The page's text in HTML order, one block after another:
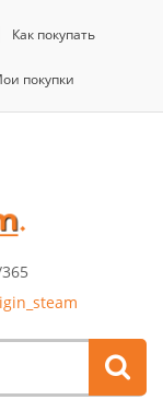
Как покупать
покупки